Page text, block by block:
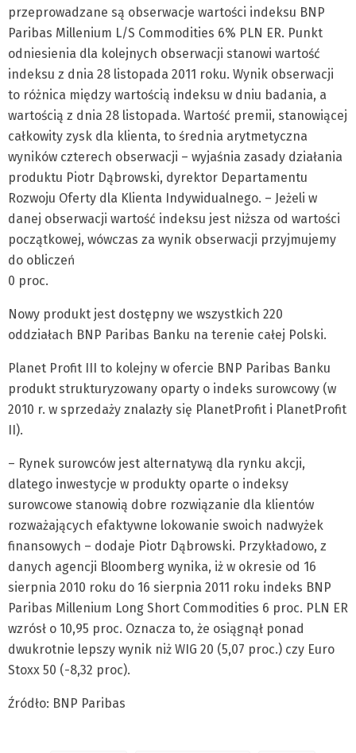
przeprowadzane są obserwacje wartości indeksu BNP
Paribas Millenium L/S Commodities 6% PLN ER. Punkt
odniesienia dla kolejnych obserwacji stanowi wartość
indeksu z dnia 28 listopada 2011 roku. Wynik obserwacji
to różnica między wartością indeksu w dniu badania, a
wartością z dnia 28 listopada. Wartość premii, stanowiącej
całkowity zysk dla klienta, to średnia arytmetyczna
wyników czterech obserwacji – wyjaśnia zasady działania
produktu Piotr Dąbrowski, dyrektor Departamentu
Rozwoju Oferty dla Klienta Indywidualnego. – Jeżeli w
danej obserwacji wartość indeksu jest niższa od wartości
początkowej, wówczas za wynik obserwacji przyjmujemy
do obliczeń
0 proc.
Nowy produkt jest dostępny we wszystkich 220
oddziałach BNP Paribas Banku na terenie całej Polski.
Planet Profit III to kolejny w ofercie BNP Paribas Banku
produkt strukturyzowany oparty o indeks surowcowy (w
2010 r. w sprzedaży znalazły się PlanetProfit i PlanetProfit
II).
– Rynek surowców jest alternatywą dla rynku akcji,
dlatego inwestycje w produkty oparte o indeksy
surowcowe stanowią dobre rozwiązanie dla klientów
rozważających efaktywne lokowanie swoich nadwyżek
finansowych – dodaje Piotr Dąbrowski. Przykładowo, z
danych agencji Bloomberg wynika, iż w okresie od 16
sierpnia 2010 roku do 16 sierpnia 2011 roku indeks BNP
Paribas Millenium Long Short Commodities 6 proc. PLN ER
wzrósł o 10,95 proc. Oznacza to, że osiągnął ponad
dwukrotnie lepszy wynik niż WIG 20 (5,07 proc.) czy Euro
Stoxx 50 (-8,32 proc).
Źródło: BNP Paribas